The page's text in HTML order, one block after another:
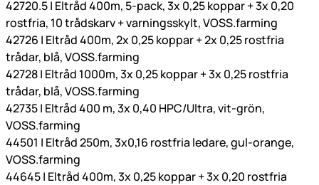
42720.5 | Eltråd 400m, 5-pack, 3x 0,25 koppar + 3x 0,20
rostfria, 10 trådskarv + varningsskylt, VOSS.farming
42726 | Eltråd 400m, 2x 0,25 koppar + 2x 0,25 rostfria
trådar, blå, VOSS.farming
42728 | Eltråd 1000m, 3x 0,25 koppar + 3x 0,25 rostfria
trådar, blå, VOSS.farming
42735 | Eltråd 400 m, 3x 0,40 HPC/Ultra, vit-grön,
VOSS.farming
44501 | Eltråd 250m, 3x0,16 rostfria ledare, gul-orange,
VOSS.farming
44645 | Eltråd 400m, 3x 0,25 koppar + 3x 0,20 rostfria